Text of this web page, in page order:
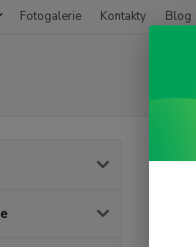
Fotogalerie Kontakty Blog